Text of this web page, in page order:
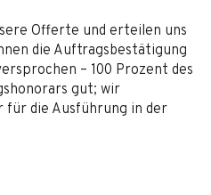
Offerte und erteilen uns
die Auftragsbestätigung
– 100 Prozent des
gut; wir
die Ausführung in der